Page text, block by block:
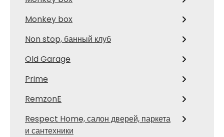
Monkey box
Non stop, банный клуб
Old Garage
Prime
RemzonE
Respect Home, салон дверей, паркета
и сантехники